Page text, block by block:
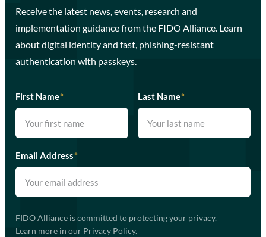
Receive the latest news, events, research and
implementation guidance from the FIDO Alliance. Learn
about digital identity and fast, phishing-resistant
authentication with passkeys.
First Name* Last Name*
Email Address*
FIDO Alliance is committed to protecting your privacy.
Learn more in our Privacy Policy.